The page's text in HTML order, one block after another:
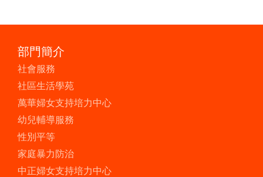
部門簡介
社會服務
社區生活學苑
萬華婦女支持培力中心
幼兒輔導服務
性別平等
家庭暴力防治
中正婦女支持培力中心